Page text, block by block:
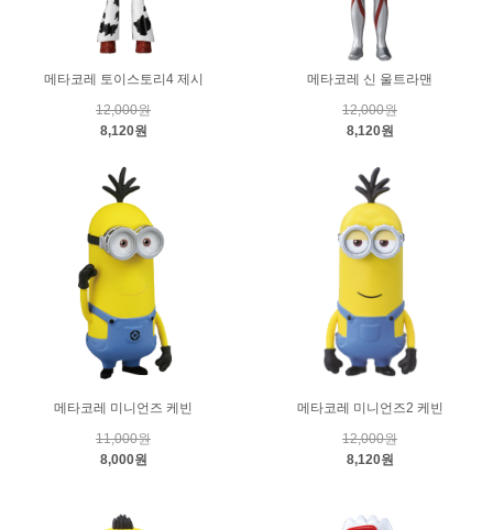
메타코레 토이스토리4 제시
12,000원
8,120원
메타코레 신 울트라맨
12,000원
8,120원
메타코레 미니언즈 케빈
11,000원
8,000원
메타코레 미니언즈2 케빈
12,000원
8,120원